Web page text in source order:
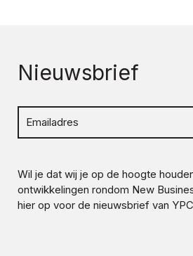
Nieuwsbrief
Wil je dat wij je op de hoogte
ontwikkelingen rondom New
hier op voor de nieuwsbrief van